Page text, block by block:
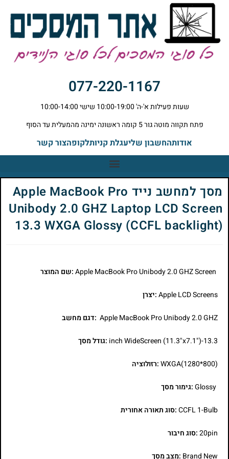
077-220-1167
שעות פעילות א'-ה' 10:00-19:00 שישי 10:00-14:00
פתח תקווה מוטה גור 5 קומה ראשונה ימינה מהמעלית עד הסוף
אודותהחשבון שליעגלת קניותלקופהצור קשר
מסך למחשב נייד Apple MacBook Pro
Unibody 2.0 GHZ Laptop LCD Screen
13.3 WXGA Glossy (CCFL backlight)
:שם המוצר
Apple LCD Screens:יצרן
Apple MacBook Pro Unibody 2.0 GHZ :דגם מחשב
13.3-inch WideScreen (11.3"x7.1") :גודל מסך
WXGA(1280*800):רזולוציה
Glossy:גימור מסך
CCFL 1-Bulb:סוג תאורה אחורית
20pin:סוג חיבור
Brand New :מצב מסך